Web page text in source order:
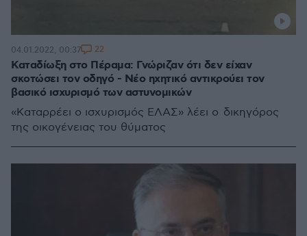
Καταδίωξη στο Πέραμα: Γνώριζαν ότι δεν είχαν
σκοτώσει τον οδηγό - Νέο ηχητικό αντικρούει τον
βασικό ισχυρισμό των αστυνομικών
«Καταρρέει ο ισχυρισμός ΕΛΑΣ» λέει ο δικηγόρος
της οικογένειας του θύματος
04.01.2022, 00:37 22